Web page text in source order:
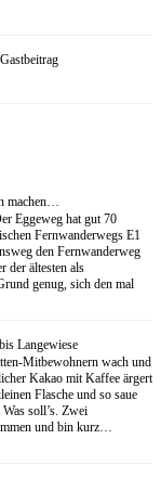
machen…
Eggeweg hat gut 70
Fernwanderwegs E1
den Fernwanderweg
der ältesten als
genug, sich den mal
Langewiese
Mitbewohnern wach und
Kakao mit Kaffee ärgert
Flasche und so saue
soll’s. Zwei
und bin kurz…